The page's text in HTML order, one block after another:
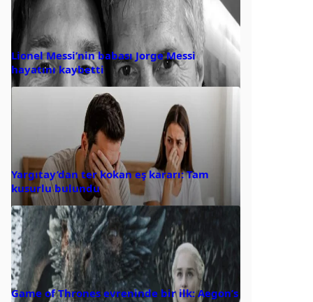
Lionel Messi’nin babası Jorge Messi
hayatını kaybetti
Yargıtay’dan ter kokan eş kararı: Tam
kusurlu bulundu
Game of Thrones evreninde bir ilk: Aegon’s